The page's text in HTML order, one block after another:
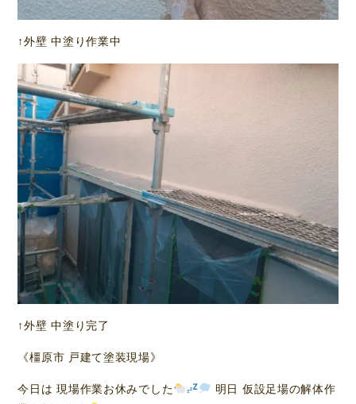
↑外壁 中塗り作業中
↑外壁 中塗り完了
《橿原市 戸建て塗装現場》
今日は 現場作業お休みでした
明日 仮設足場の解体作